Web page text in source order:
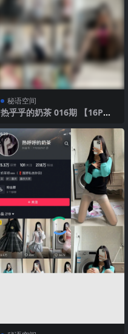
秘语空间
热乎乎的奶茶 016期 【16P】2